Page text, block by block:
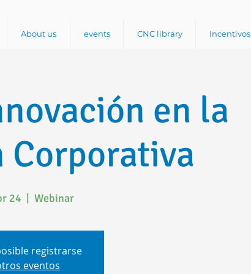
About us events CNC library Incentivos
en la
Corporativa
24 Webinar
registrarse
eventos